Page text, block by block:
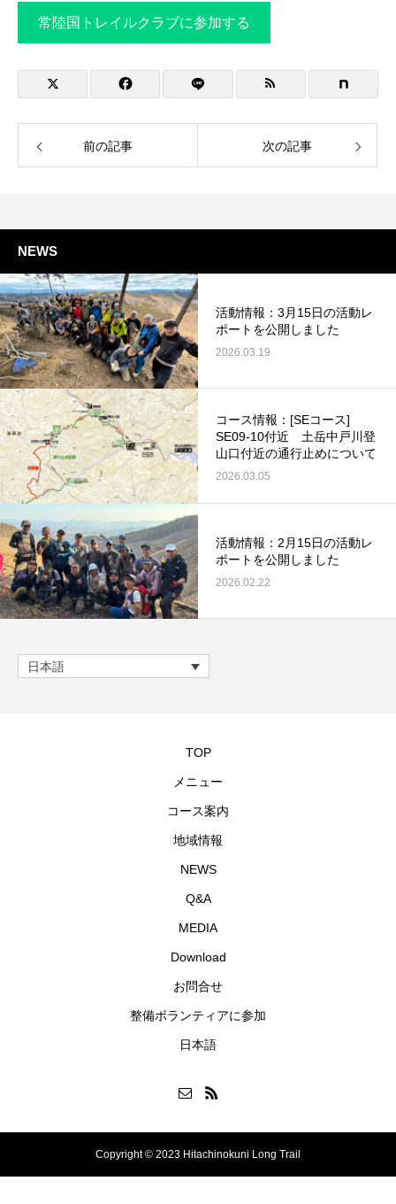
常陸国トレイルクラブに参加する
前の記事 次の記事
NEWS
活動情報：3月15日の活動レ
ポートを公開しました
2026.03.19
コース情報：[SEコース]
SE09-10付近 土岳中戸川登
山口付近の通行止めについて
2026.03.05
活動情報：2月15日の活動レ
ポートを公開しました
2026.02.22
日本語
TOP
メニュー
コース案内
地域情報
NEWS
Q&A
MEDIA
Download
お問合せ
整備ボランティアに参加
日本語
Copyright © 2023 Hitachinokuni Long Trail